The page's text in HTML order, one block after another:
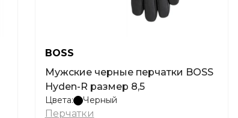
BOSS
Мужские черные перчатки BOSS
Hyden-R размер 8,5
Цвета: Черный
Перчатки